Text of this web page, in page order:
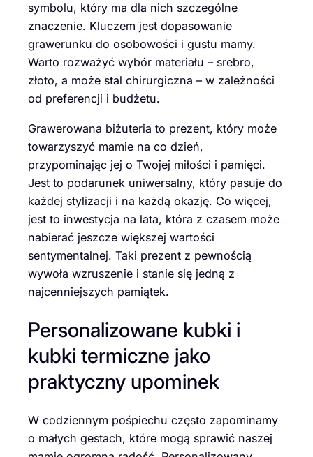
symbolu, który ma dla nich szczególne
znaczenie. Kluczem jest dopasowanie
grawerunku do osobowości i gustu mamy.
Warto rozważyć wybór materiału – srebro,
złoto, a może stal chirurgiczna – w zależności
od preferencji i budżetu.
Grawerowana biżuteria to prezent, który może
towarzyszyć mamie na co dzień,
przypominając jej o Twojej miłości i pamięci.
Jest to podarunek uniwersalny, który pasuje do
każdej stylizacji i na każdą okazję. Co więcej,
jest to inwestycja na lata, która z czasem może
nabierać jeszcze większej wartości
sentymentalnej. Taki prezent z pewnością
wywoła wzruszenie i stanie się jedną z
najcenniejszych pamiątek.
Personalizowane kubki i
kubki termiczne jako
praktyczny upominek
W codziennym pośpiechu często zapominamy
o małych gestach, które mogą sprawić naszej